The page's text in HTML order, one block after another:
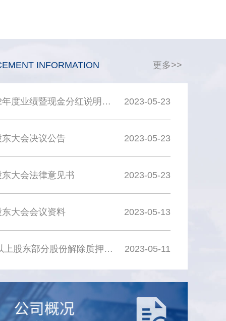
INFORMATION 更多>>
龙江交通关于召开2022年度业绩暨现金分红说明会的公告 2023-05-23
大会决议公告 2023-05-23
大会法律意见书 2023-05-23
大会会议资料 2023-05-13
龙江交通关于持股5%以上股东部分股份解除质押的公告 2023-05-11